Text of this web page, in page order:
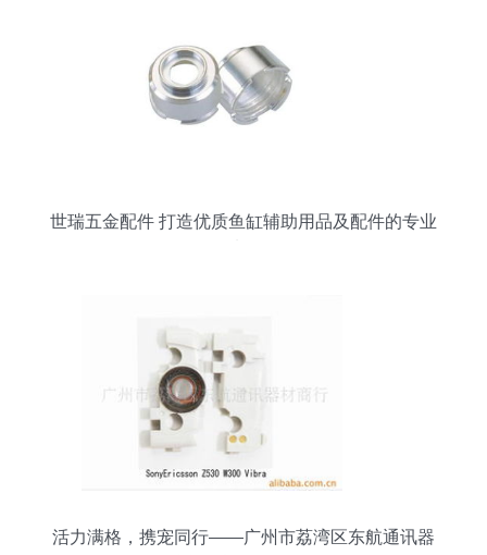
世瑞五金配件 打造优质鱼缸辅助用品及配件的专业
活力满格，携宠同行——广州市荔湾区东航通讯器